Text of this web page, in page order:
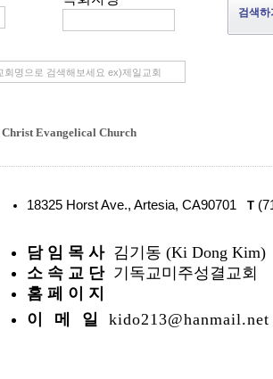
Christ Evangelical Church
18325 Horst Ave., Artesia, CA90701 T
담 임 목 사 김기동 (Ki Dong Kim)
소 속 교 단 기독교미주성결교회
홈 페 이 지
이 메 일
kido213@hanmail.net